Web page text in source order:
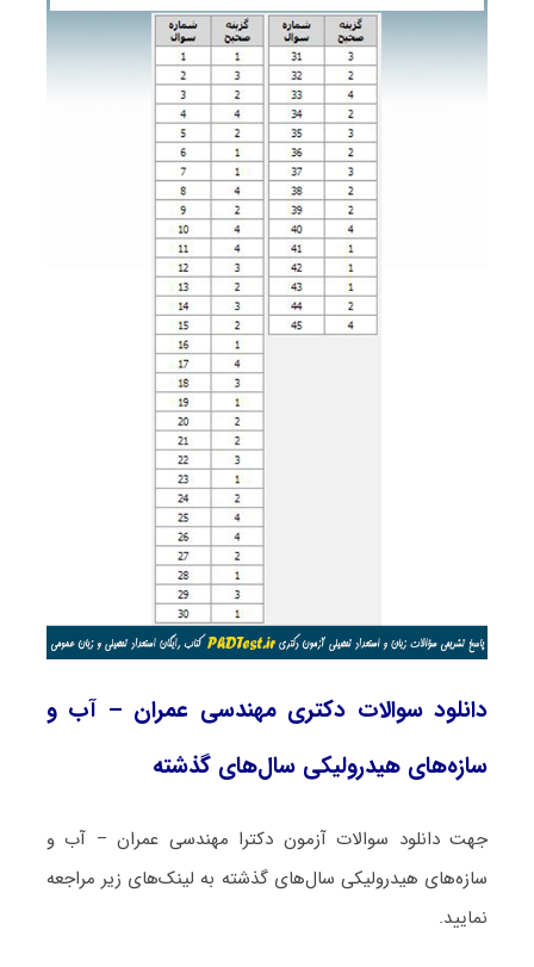
دانلود سوالات دکتری مهندسی عمران – آب و
سازه‌های هیدرولیکی سال‌های گذشته
جهت دانلود سوالات آزمون دکترا مهندسی عمران – آب و
سازه‌های هیدرولیکی سال‌های گذشته به لینک‌های زیر مراجعه
نمایید.